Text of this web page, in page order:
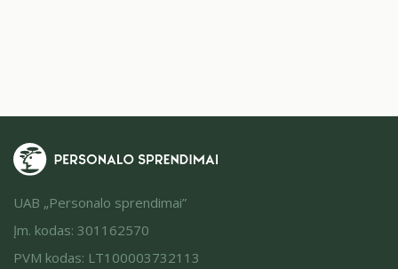
UAB „Personalo sprendimai”
Įm. kodas: 301162570
PVM kodas: LT100003732113